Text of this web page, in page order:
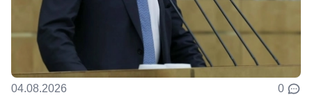
04.08.2026 0